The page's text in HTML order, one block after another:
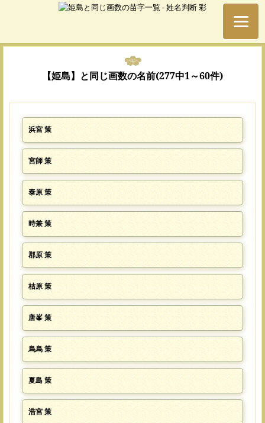
【姫島】と同じ画数の名前(277中1～60件)
浜宮 策
宮師 策
泰原 策
時兼 策
郡原 策
桔原 策
唐峯 策
烏烏 策
夏島 策
浩宮 策